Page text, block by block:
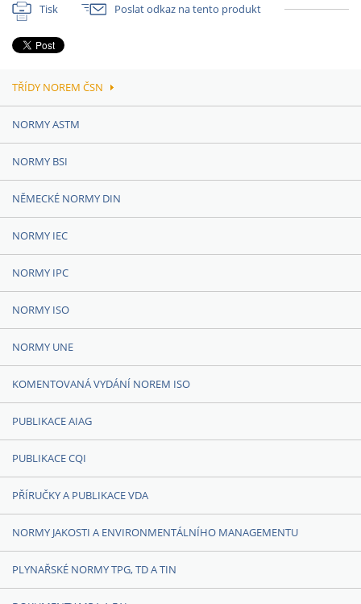
Tisk Poslat odkaz na tento produkt
TŘÍDY NOREM ČSN
NORMY ASTM
NORMY BSI
NĚMECKÉ NORMY DIN
NORMY IEC
NORMY IPC
NORMY ISO
NORMY UNE
KOMENTOVANÁ VYDÁNÍ NOREM ISO
PUBLIKACE AIAG
PUBLIKACE CQI
PŘÍRUČKY A PUBLIKACE VDA
NORMY JAKOSTI A ENVIRONMENTÁLNÍHO MANAGEMENTU
PLYNAŘSKÉ NORMY TPG, TD A TIN